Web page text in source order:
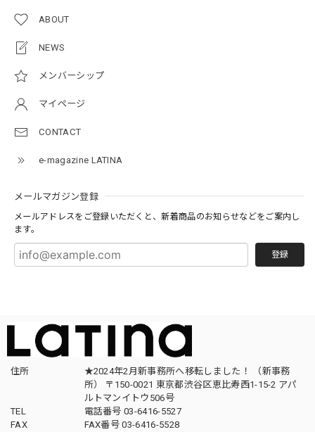
ABOUT
NEWS
メンバーシップ
マイページ
CONTACT
e-magazine LATINA
メールマガジン登録
メールアドレスをご登録いただくと、新着商品のお知らせなどをご案内し
ます。
登録
住所
★2024年2月新事務所へ移転しました！ （新事務
所） 〒150-0021 東京都渋谷区恵比寿西1-15-2 アパ
ルトマンイトウ506号
TEL
電話番号 03-6416-5527
FAX
FAX番号 03-6416-5528